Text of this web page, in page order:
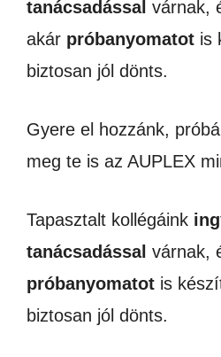
tanácsadással várnak,
akár próbanyomatot is
biztosan jól dönts.
Gyere el hozzánk,
meg te is az AUPLEX
Tapasztalt kollégáink
tanácsadással várnak,
próbanyomatot is
biztosan jól dönts.